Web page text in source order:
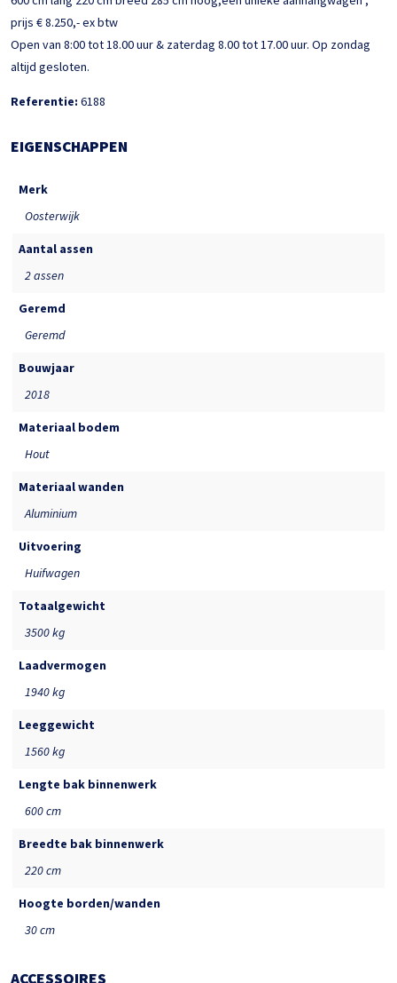
prijs € 8.250,- ex btw
Open van 8:00 tot 18.00 uur & zaterdag 8.00 tot 17.00 uur. Op zondag
altijd gesloten.
Referentie: 6188
EIGENSCHAPPEN
Merk
Oosterwijk
Aantal assen
2 assen
Geremd
Geremd
Bouwjaar
2018
Materiaal bodem
Hout
Materiaal wanden
Aluminium
Uitvoering
Huifwagen
Totaalgewicht
3500 kg
Laadvermogen
1940 kg
Leeggewicht
1560 kg
Lengte bak binnenwerk
600 cm
Breedte bak binnenwerk
220 cm
Hoogte borden/wanden
30 cm
ACCESSOIRES